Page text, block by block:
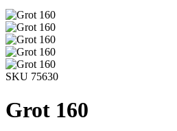
SKU 75630
Grot 160